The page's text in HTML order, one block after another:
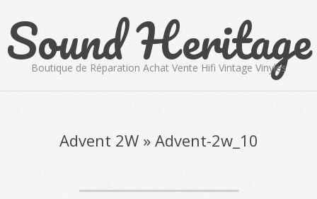
content
Sound Heritage
Boutique de Réparation Achat Vente Hifi Vintage Vinyles
Advent 2W » Advent-2w_10